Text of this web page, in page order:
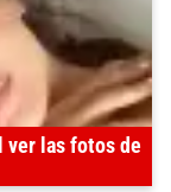
ver las fotos de